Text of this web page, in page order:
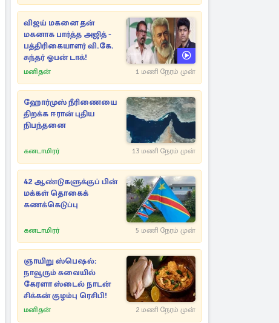
விஜய் மகனை தன்
மகனாக பார்த்த அஜித் -
பத்திரிகையாளர் வி.கே.
சுந்தர் ஓபன் டாக்!
மனிதன் 1 மணி நேரம் முன்
ஹோர்முஸ் நீரிணையை
திறக்க ஈரான் புதிய
நிபந்தனை
கனடாமிரர் 13 மணி நேரம் முன்
42 ஆண்டுகளுக்குப் பின்
மக்கள் தொகைக்
கணக்கெடுப்பு
கனடாமிரர் 5 மணி நேரம் முன்
ஞாயிறு ஸ்பெஷல்:
நாவூரும் சுவையில்
கேரளா ஸ்டைல் நாடன்
சிக்கன் குழம்பு ரெசிபி!
மனிதன் 2 மணி நேரம் முன்